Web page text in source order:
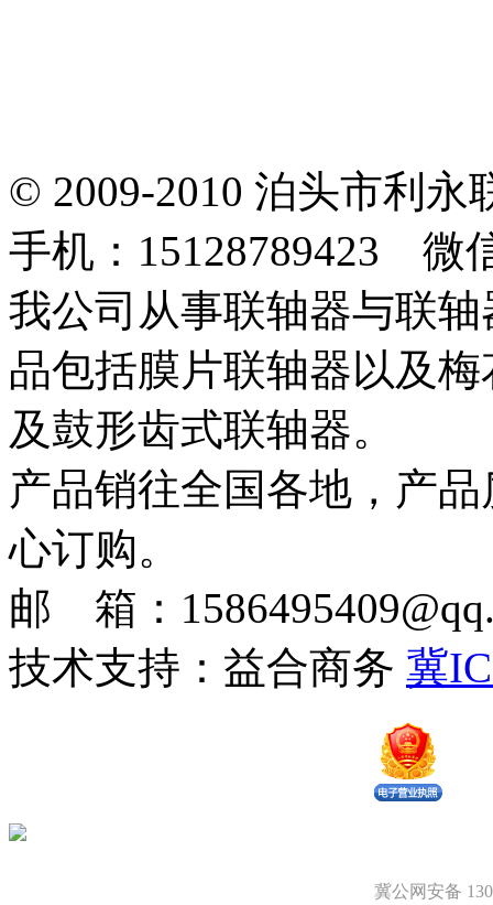
© 2009-2010 泊头市利
手机：15128789423 微
我公司从事联轴器与联
品包括膜片联轴器以及
及鼓形齿式联轴器。
产品销往全国各地，产
心订购。
邮 箱：
技术支持：益合商务 冀
冀公网安备